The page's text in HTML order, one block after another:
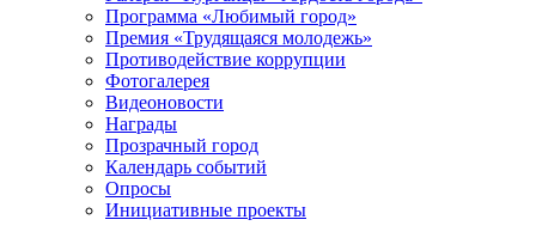
Программа «Любимый город»
Премия «Трудящаяся молодежь»
Противодействие коррупции
Фотогалерея
Видеоновости
Награды
Прозрачный город
Календарь событий
Опросы
Инициативные проекты